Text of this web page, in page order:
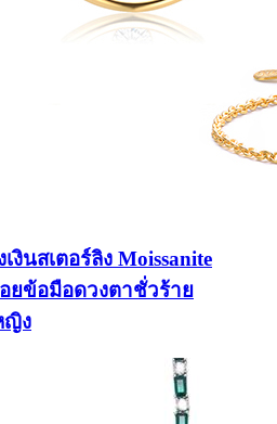
งินสเตอร์ลิง Moissanite
ยข้อมือดวงตาชั่วร้าย
ญิง